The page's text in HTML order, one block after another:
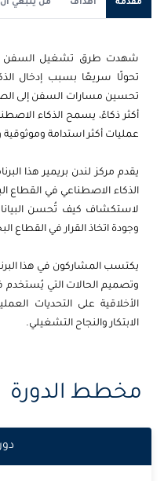
مقدمة أهداف من ينبغي
شهدت طرق تشغيل السفن
تحولًا سريعًا بسبب إدخال
تحسين مسارات السفن إلى
أكثر ذكاءً، يسمح الذكاء
عمليات أكثر استدامة وموثوقية
يقدم مركز لندن بريمير هذا
الذكاء الاصطناعي في القطاع
لاستكشاف كيف تُحسن
وجودة اتخاذ القرار في القطاع
يكتسب المشاركون في هذا
وتصميم الحالات التي يُستخدم
الأخلاقية على التحديات
الابتكار والنجاح التشغيلي.
مخطط الدورة